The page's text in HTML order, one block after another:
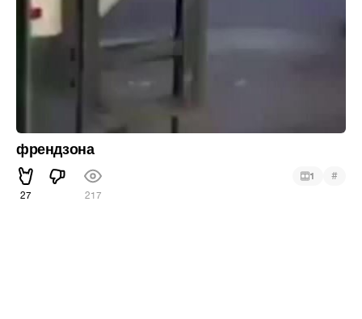
френдзона
27 217
1 #